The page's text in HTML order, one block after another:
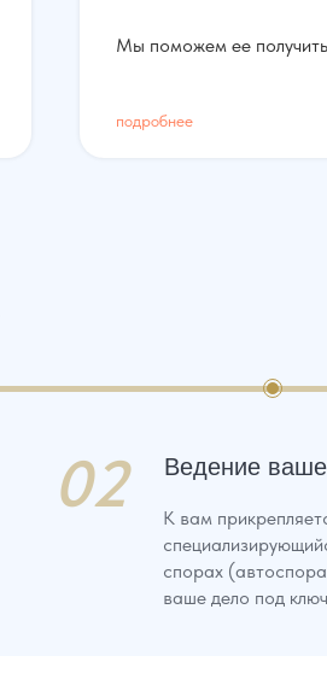
Мы поможем ее
подробнее
К вам
спорах
ваше дело под ключ
Ведение
02